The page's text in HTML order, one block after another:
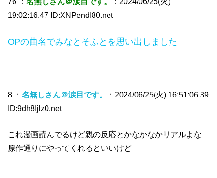
19:02:16.47 ID:XNPendI80.net
OPの曲名でみなとそふとを思い出しました
8 ：名無しさん＠涙目です。
：2024/06/25(火) 16:51:06.39
ID:9dh8Ijlz0.net
これ漫画読んでるけど親の反応とかなかなかリアルよな
原作通りにやってくれるといいけど